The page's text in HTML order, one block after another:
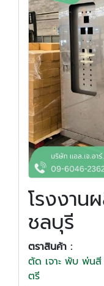
โรงงาน
ชลบุรี
ตราสินค้า :
ตัด เจาะ พับ พ่นสี
ตรี